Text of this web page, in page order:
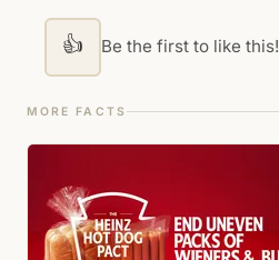
👍 Be the first to like this!
MORE FACTS